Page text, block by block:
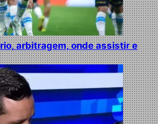
arbitragem, onde assistir e